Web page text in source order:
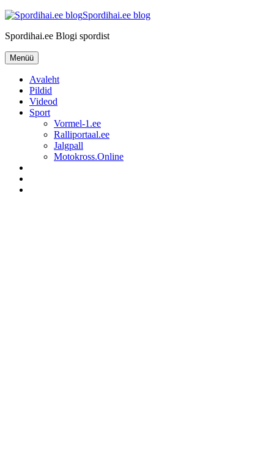
Liigu
juurde
Spordihai.ee blog
Spordihai.ee Blogi spordist
Menüü
Avaleht
Pildid
Videod
Sport
Vormel-1.ee
Ralliportaal.ee
Jalgpall
Motokross.Online